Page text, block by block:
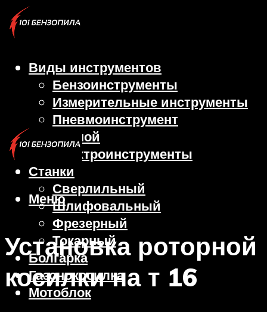
Виды инструментов
Бензоинструменты
Измерительные инструменты
Пневмоинструмент
Ручной
Электроинструменты
Станки
Сверлильный
Шлифовальный
Фрезерный
Токарный
Болгарка
Газонокосилка
Мотоблок
Меню
Установка роторной
косилки на т 16